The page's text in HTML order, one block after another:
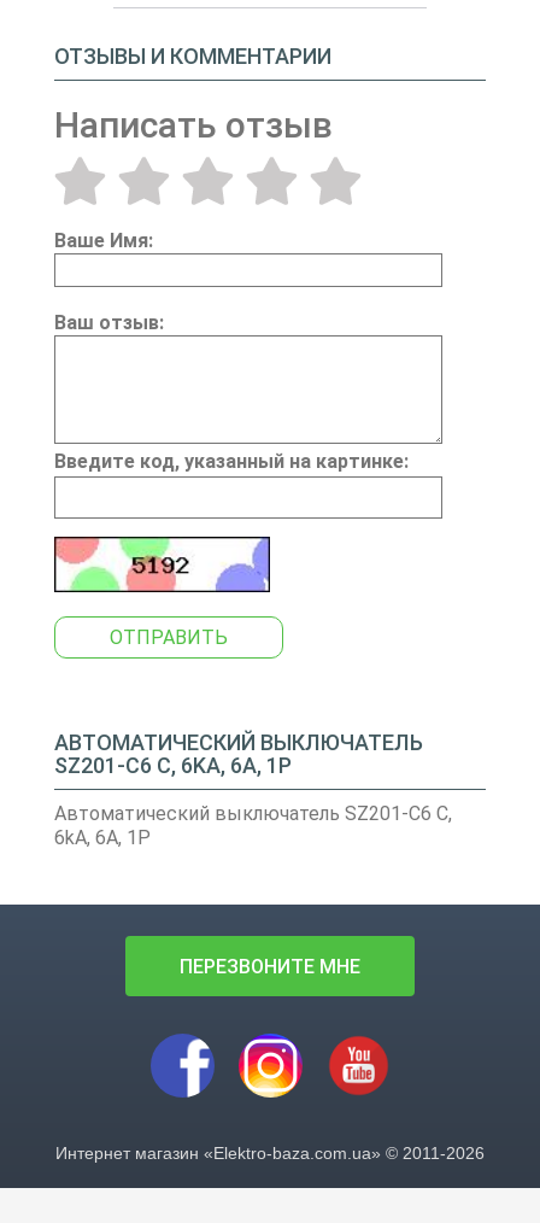
ОТЗЫВЫ И КОММЕНТАРИИ
Написать отзыв
Ваше Имя:
Ваш отзыв:
Введите код, указанный на картинке:
ОТПРАВИТЬ
АВТОМАТИЧЕСКИЙ ВЫКЛЮЧАТЕЛЬ
SZ201-C6 C, 6KA, 6A, 1P
Автоматический выключатель SZ201-C6 C,
6kA, 6A, 1P
ПЕРЕЗВОНИТЕ МНЕ
Интернет магазин «Elektro-baza.com.ua» © 2011-2026